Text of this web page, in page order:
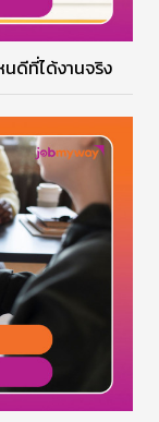
นดีที่ได้งานจริง